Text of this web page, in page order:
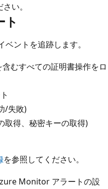
い。
ト
ントを追跡します。
含むすべての証明書操作をロ
/失敗)
取得、秘密キーの取得)
を参照してください。
Monitor アラートの設